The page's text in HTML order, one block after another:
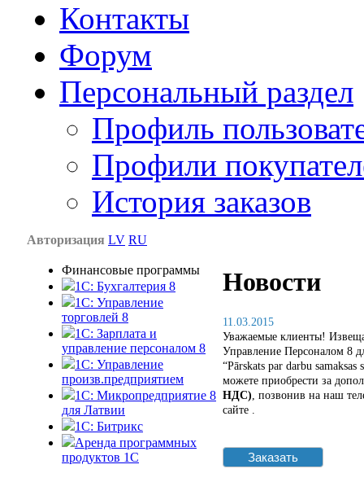
Контакты
Форум
Персональный раздел
Профиль
Профили
История заказов
Авторизация LV RU
Финансовые программы
1С: Бухгалтерия 8
1C: Управление
торговлей 8
1C: Зарплата и
управление персоналом 8
1C: Управление
произв.предприятием
1С: Микропредприятие 8
для Латвии
1C: Битрикс
Аренда программных
продуктов 1С
Новости
11.03.2015
Уважаемые клиенты!
Управление Персоналом 8
“Pārskats par darbu
можете приобрести за
НДС) , позвонив на наш
сайте .
Заказать